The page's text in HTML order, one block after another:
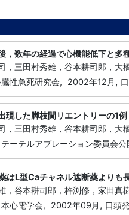
，数年の経過で心機能低下と多
，三田村秀雄，谷本耕司郎，
性急死研究会,
2002年12月 ,
現した脚枝間リエントリーの1例
，三田村秀雄，谷本耕司郎，大
ーテルアブレーション委員会公
はL型Caチャネル遮断薬よりも
，谷本耕司郎，杵渕修，家田
心電学会,
2002年09月 , 口頭